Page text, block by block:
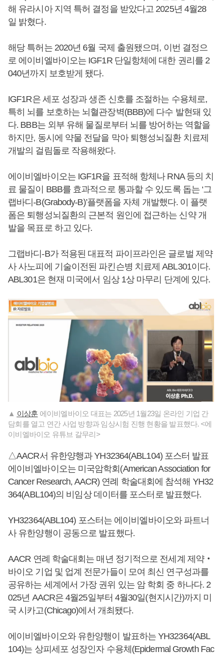
해 유라시아 지역 특허 결정을 받았다고 2025년 4월28
일 밝혔다.
해당 특허는 2020년 6월 국제 출원됐으며, 이번 결정으
로 에이비엘바이오는 IGF1R 단일항체에 대한 권리를 2
040년까지 보호받게 됐다.
IGF1R은 세포 성장과 생존 신호를 조절하는 수용체로,
특히 뇌를 보호하는 뇌혈관장벽(BBB)에 다수 발현돼 있
다. BBB는 외부 유해 물질로부터 뇌를 방어하는 역할을
하지만, 동시에 약물 전달을 막아 퇴행성뇌질환 치료제
개발의 걸림돌로 작용해왔다.
에이비엘바이오는 IGF1R을 표적해 항체나 RNA 등의 치
료 물질이 BBB를 효과적으로 통과할 수 있도록 돕는 ‘그
랩바디-B(Grabody-B)’플랫폼을 자체 개발했다. 이 플랫
폼은 퇴행성뇌질환의 근본적 원인에 접근하는 신약 개
발을 목표로 하고 있다.
그랩바디-B가 적용된 대표적 파이프라인은 글로벌 제약
사 사노피에 기술이전된 파킨슨병 치료제 ABL301이다.
ABL301은 현재 미국에서 임상 1상 마무리 단계에 있다.
▲ 이상훈 에이비엘바이오 대표는 2025년 1월23일 온라인 기업 간
담회를 열고 연간 사업 방향과 임상시험 진행 현황을 발표했다. <에
이비엘바이오 유튜브 갈무리>
△AACR서 유한양행과 YH32364(ABL104) 포스터 발표
에이비엘바이오는 미국암학회(American Association for
Cancer Research, AACR) 연례 학술대회에 참석해 YH32
364(ABL104)의 비임상 데이터를 포스터로 발표했다.
YH32364(ABL104) 포스터는 에이비엘바이오와 파트너
사 유한양행이 공동으로 발표했다.
AACR 연례 학술대회는 매년 정기적으로 전세계 제약‧
바이오 기업 및 업계 전문가들이 모여 최신 연구성과를
공유하는 세계에서 가장 권위 있는 암 학회 중 하나다. 2
025년 AACR은 4월25일부터 4월30일(현지시간)까지 미
국 시카고(Chicago)에서 개최됐다.
에이비엘바이오와 유한양행이 발표하는 YH32364(ABL
104)는 상피세포 성장인자 수용체(Epidermal Growth Fac